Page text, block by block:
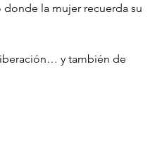
la mujer recuerda su
y también de